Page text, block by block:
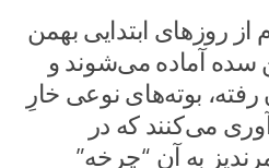
روزهای ابتدایی بهمن
سده آماده می‌شوند و
بوته‌های نوعی خارِ
می‌کنند که در
به آن “چرخه”